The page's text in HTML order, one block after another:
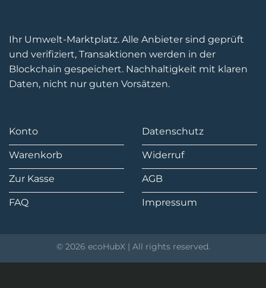
Ihr Umwelt-Marktplatz. Alle Anbieter sind geprüft
und verifiziert, Transaktionen werden in der
Blockchain gespeichert. Nachhaltigkeit mit klaren
Daten, nicht nur guten Vorsätzen.
Konto
Warenkorb
Zur Kasse
FAQ
Datenschutz
Widerruf
AGB
Impressum
© 2026 ecoHubX | All rights reserved.